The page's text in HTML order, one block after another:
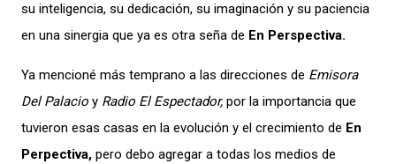
su inteligencia, su dedicación, su imaginación y su paciencia
en una sinergia que ya es otra seña de En Perspectiva.
Ya mencioné más temprano a las direcciones de Emisora
Del Palacio y Radio El Espectador, por la importancia que
tuvieron esas casas en la evolución y el crecimiento de En
Perpectiva, pero debo agregar a todas los medios de